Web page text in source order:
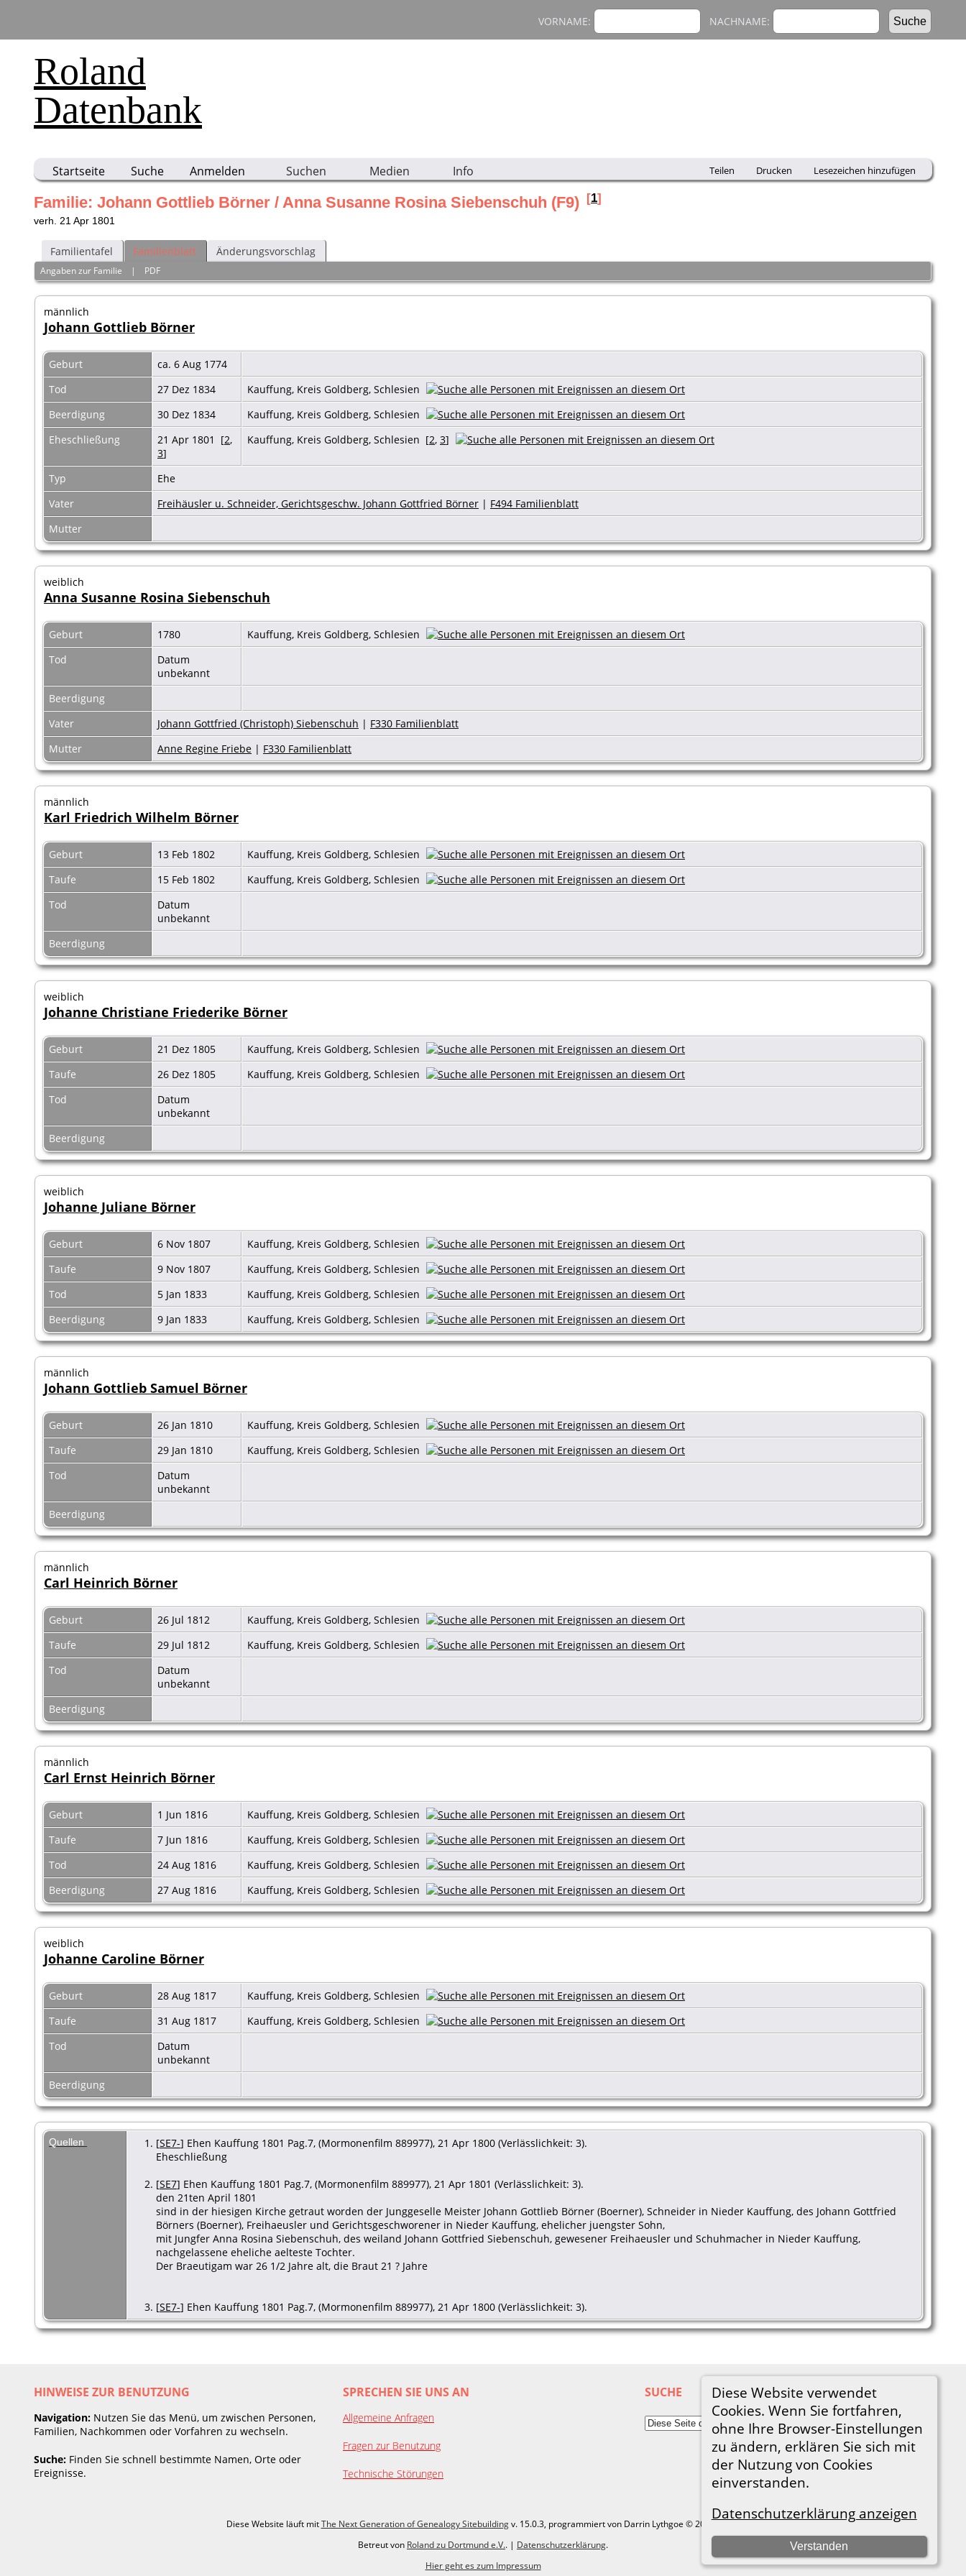
Roland
Datenbank
VORNAME: NACHNAME:
Startseite Suche Anmelden Suchen Medien Info Teilen Drucken Lesezeichen hinzufügen
Diese Website verwendet
Cookies. Wenn Sie fortfahren,
ohne Ihre Browser-Einstellungen
zu ändern, erklären Sie sich mit
der Nutzung von Cookies
einverstanden.
Datenschutzerklärung anzeigen
Verstanden
Familie: Johann Gottlieb Börner / Anna Susanne Rosina Siebenschuh (F9) [1]
verh. 21 Apr 1801
Familientafel Familienblatt Änderungsvorschlag
Angaben zur Familie | PDF
männlich
Johann Gottlieb Börner
Geburt
ca. 6 Aug 1774
Tod
27 Dez 1834
Kauffung, Kreis Goldberg, Schlesien
Beerdigung
30 Dez 1834
Kauffung, Kreis Goldberg, Schlesien
Eheschließung
21 Apr 1801 [2,
3]
Kauffung, Kreis Goldberg, Schlesien [2, 3]
Typ
Ehe
Vater
Freihäusler u. Schneider, Gerichtsgeschw. Johann Gottfried Börner | F494 Familienblatt
Mutter
weiblich
Anna Susanne Rosina Siebenschuh
Geburt 1780
Kauffung, Kreis Goldberg, Schlesien
Tod
Datum
unbekannt
Beerdigung
Vater
Johann Gottfried (Christoph) Siebenschuh | F330 Familienblatt
Mutter
Anne Regine Friebe | F330 Familienblatt
männlich
Karl Friedrich Wilhelm Börner
Geburt 13 Feb 1802
Kauffung, Kreis Goldberg, Schlesien
Taufe
15 Feb 1802
Kauffung, Kreis Goldberg, Schlesien
Tod
Datum
unbekannt
Beerdigung
weiblich
Johanne Christiane Friederike Börner
Geburt 21 Dez 1805
Kauffung, Kreis Goldberg, Schlesien
Taufe
26 Dez 1805
Kauffung, Kreis Goldberg, Schlesien
Tod
Datum
unbekannt
Beerdigung
weiblich
Johanne Juliane Börner
Geburt 6 Nov 1807
Kauffung, Kreis Goldberg, Schlesien
Taufe
9 Nov 1807
Kauffung, Kreis Goldberg, Schlesien
Tod
5 Jan 1833
Kauffung, Kreis Goldberg, Schlesien
Beerdigung
9 Jan 1833 Kauffung, Kreis Goldberg, Schlesien
männlich
Johann Gottlieb Samuel Börner
Geburt 26 Jan 1810
Kauffung, Kreis Goldberg, Schlesien
Taufe
29 Jan 1810
Kauffung, Kreis Goldberg, Schlesien
Tod
Datum
unbekannt
Beerdigung
männlich
Carl Heinrich Börner
Geburt 26 Jul 1812
Kauffung, Kreis Goldberg, Schlesien
Taufe
29 Jul 1812
Kauffung, Kreis Goldberg, Schlesien
Tod
Datum
unbekannt
Beerdigung
männlich
Carl Ernst Heinrich Börner
Geburt 1 Jun 1816
Kauffung, Kreis Goldberg, Schlesien
Taufe
7 Jun 1816
Kauffung, Kreis Goldberg, Schlesien
Tod
24 Aug 1816
Kauffung, Kreis Goldberg, Schlesien
Beerdigung
27 Aug 1816 Kauffung, Kreis Goldberg, Schlesien
weiblich
Johanne Caroline Börner
Geburt 28 Aug 1817
Kauffung, Kreis Goldberg, Schlesien
Taufe
31 Aug 1817
Kauffung, Kreis Goldberg, Schlesien
Tod
Datum
unbekannt
Beerdigung
Quellen [SE7-] Ehen Kauffung 1801 Pag.7, (Mormonenfilm 889977), 21 Apr 1800 (Verlässlichkeit: 3).
Eheschließung
[SE7] Ehen Kauffung 1801 Pag.7, (Mormonenfilm 889977), 21 Apr 1801 (Verlässlichkeit: 3).
den 21ten April 1801
sind in der hiesigen Kirche getraut worden der Junggeselle Meister Johann Gottlieb Börner (Boerner), Schneider in Nieder Kauffung, des Johann Gottfried
Börners (Boerner), Freihaeusler und Gerichtsgeschworener in Nieder Kauffung, ehelicher juengster Sohn,
mit Jungfer Anna Rosina Siebenschuh, des weiland Johann Gottfried Siebenschuh, gewesener Freihaeusler und Schuhmacher in Nieder Kauffung,
nachgelassene eheliche aelteste Tochter.
Der Braeutigam war 26 1/2 Jahre alt, die Braut 21 ? Jahre
[SE7-] Ehen Kauffung 1801 Pag.7, (Mormonenfilm 889977), 21 Apr 1800 (Verlässlichkeit: 3).
HINWEISE ZUR BENUTZUNG
Navigation: Nutzen Sie das Menü, um zwischen Personen,
Familien, Nachkommen oder Vorfahren zu wechseln.
Suche: Finden Sie schnell bestimmte Namen, Orte oder
Ereignisse.
SPRECHEN SIE UNS AN
Allgemeine Anfragen
Fragen zur Benutzung
Technische Störungen
SUCHE
Diese Website läuft mitThe Next Generation of Genealogy Sitebuildingv. 15.0.3, programmiert von Darrin Lythgoe © 2001-2026.
Betreut von Roland zu Dortmund e.V.. | Datenschutzerklärung.
Hier geht es zum Impressum